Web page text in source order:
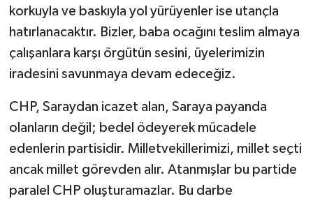
korkuyla ve baskıyla yol yürüyenler ise utançla
hatırlanacaktır. Bizler, baba ocağını teslim almaya
çalışanlara karşı örgütün sesini, üyelerimizin
iradesini savunmaya devam edeceğiz.
CHP, Saraydan icazet alan, Saraya payanda
olanların değil; bedel ödeyerek mücadele
edenlerin partisidir. Milletvekillerimizi, millet seçti
ancak millet görevden alır. Atanmışlar bu partide
paralel CHP oluşturamazlar. Bu darbe